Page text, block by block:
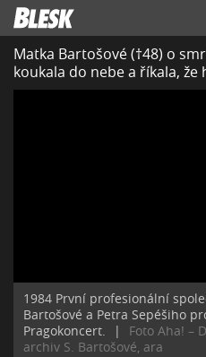
Matka Bartošové (†48) o
koukala do nebe a říkala, že
1984 První profesionální
Bartošové a Petra Sepéšiho
Pragokoncert.
|
Foto Aha! –
archiv S. Bartošové, ara